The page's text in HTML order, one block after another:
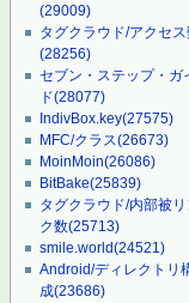
(29009)
タグクラウド/アクセ
(28256)
セブン・ステップ・ガ
ド(28077)
IndivBox.key(27575)
MFC/クラス(26673)
MoinMoin(26086)
BitBake(25839)
タグクラウド/内部被リ
ク数(25713)
smile.world(24521)
Android/ディレクトリ
成(23686)